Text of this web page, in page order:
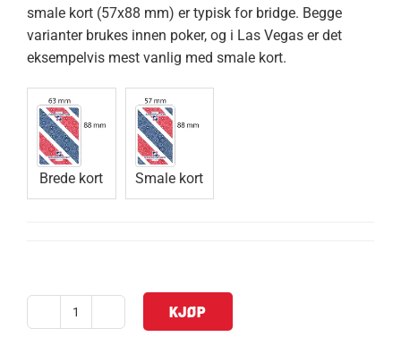
smale kort (57x88 mm) er typisk for bridge. Begge
varianter brukes innen poker, og i Las Vegas er det
eksempelvis mest vanlig med smale kort.
Brede kort Smale kort
Kortstokk
KJØP